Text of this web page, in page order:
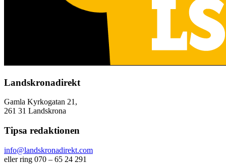
Landskronadirekt
Gamla Kyrkogatan 21,
261 31 Landskrona
Tipsa redaktionen
info@landskronadirekt.com
eller ring 070 – 65 24 291